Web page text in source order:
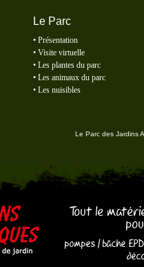
Le Parc
• Présentation
• Visite virtuelle
• Les plantes du parc
• Les animaux du parc
• Les nuisibles
Le Parc des Jardins
Tout le
pompes /bâche